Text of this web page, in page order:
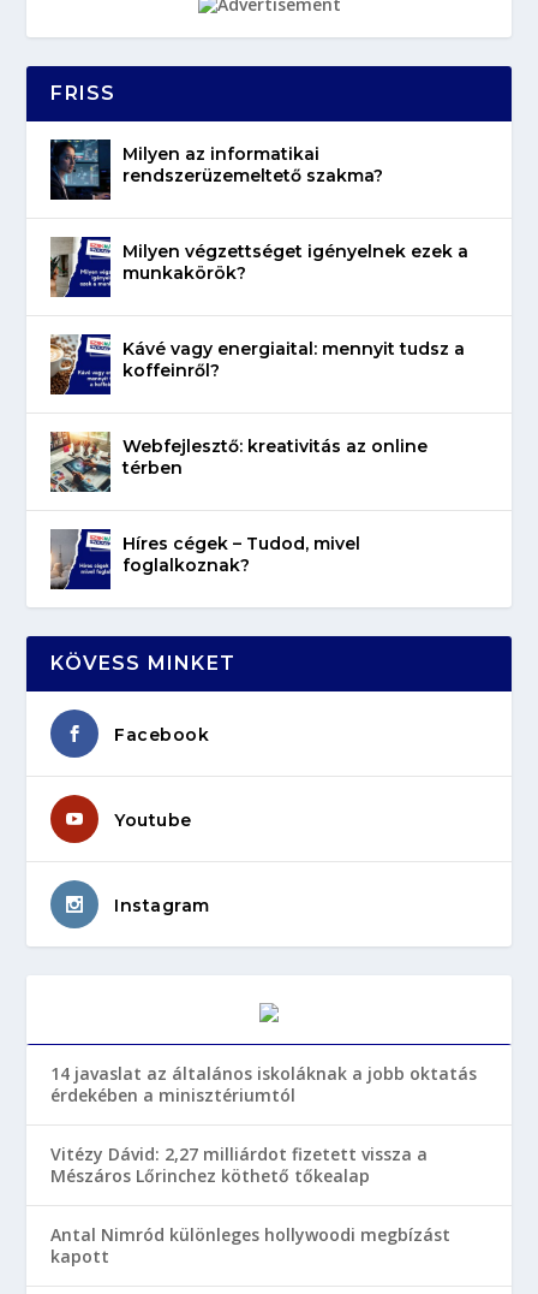
FRISS
Milyen az informatikai
rendszerüzemeltető szakma?
Milyen végzettséget igényelnek ezek a
munkakörök?
Kávé vagy energiaital: mennyit tudsz a
koffeinről?
Webfejlesztő: kreativitás az online
térben
Híres cégek – Tudod, mivel
foglalkoznak?
KÖVESS MINKET
Facebook
Youtube
Instagram
14 javaslat az általános iskoláknak a jobb oktatás
érdekében a minisztériumtól
Vitézy Dávid: 2,27 milliárdot fizetett vissza a
Mészáros Lőrinchez köthető tőkealap
Antal Nimród különleges hollywoodi megbízást
kapott